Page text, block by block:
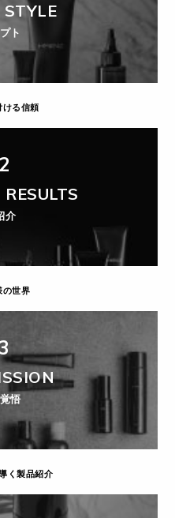
ト
ける信頼
介
の世界
悟
く製品紹介